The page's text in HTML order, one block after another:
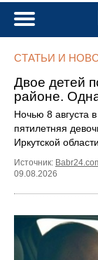
СТАТЬИ И
Двое детей
районе.
Ночью 8 августа
пятилетняя
Иркутской области.
Источник:
09.08.2026